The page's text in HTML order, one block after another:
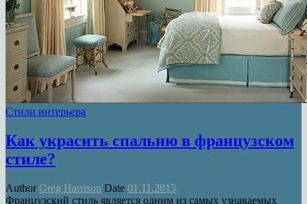
Стили интерьера
Как украсить спальню в французском
стиле?
AuthorGreg Harrison Date 01.11.2015
Французский стиль является одним из самых узнаваемых